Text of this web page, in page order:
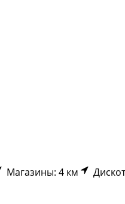
Магазины: 4 км